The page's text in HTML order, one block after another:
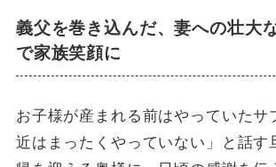
義父を巻き込んだ、妻への壮大
で家族笑顔に
お子様が産まれる前はやっていたサ
近はまったくやっていない」と話す